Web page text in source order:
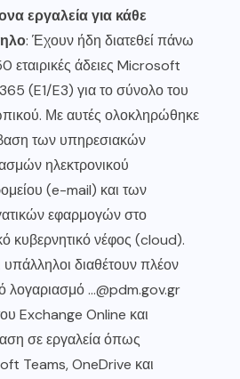
εργαλεία για κάθε
: Έχουν ήδη διατεθεί πάνω
εταιρικές άδειες Microsoft
(E1/E3) για το σύνολο του
Με αυτές ολοκληρώθηκε
των υπηρεσιακών
ηλεκτρονικού
(e-mail) και των
εφαρμογών στο
κυβερνητικό νέφος (cloud).
υπάλληλοι διαθέτουν πλέον
λογαριασμό …@pdm.gov.gr
Exchange Online και
σε εργαλεία όπως
Teams, OneDrive και